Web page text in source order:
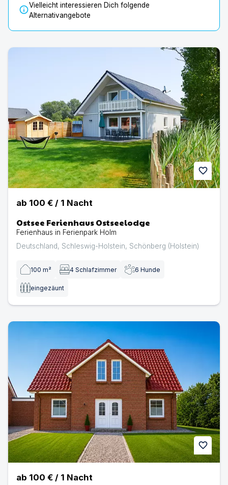
infoVielleicht interessieren Dich folgende
Alternativangebote
favorite
Ostsee Ferienhaus Ostseelodge | Ferienhaus in
ab 100 € / 1 Nacht
Ostsee Ferienhaus Ostseelodge
Ferienhaus in Ferienpark Holm
Deutschland, Schleswig-Holstein, Schönberg (Holstein)
100 m² 4 Schlafzimmer 6 Hunde
eingezäunt
favorite
Ostsee Ferienhaus Achtern Diek | Ferienhaus in
ab 100 € / 1 Nacht